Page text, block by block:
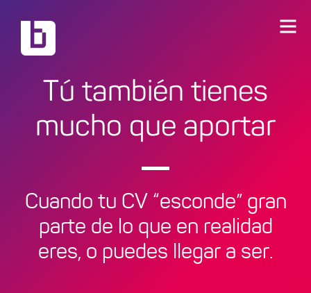
Tú también tienes
mucho que aportar
Cuando tu CV “esconde” gran
parte de lo que en realidad
eres, o puedes llegar a ser.